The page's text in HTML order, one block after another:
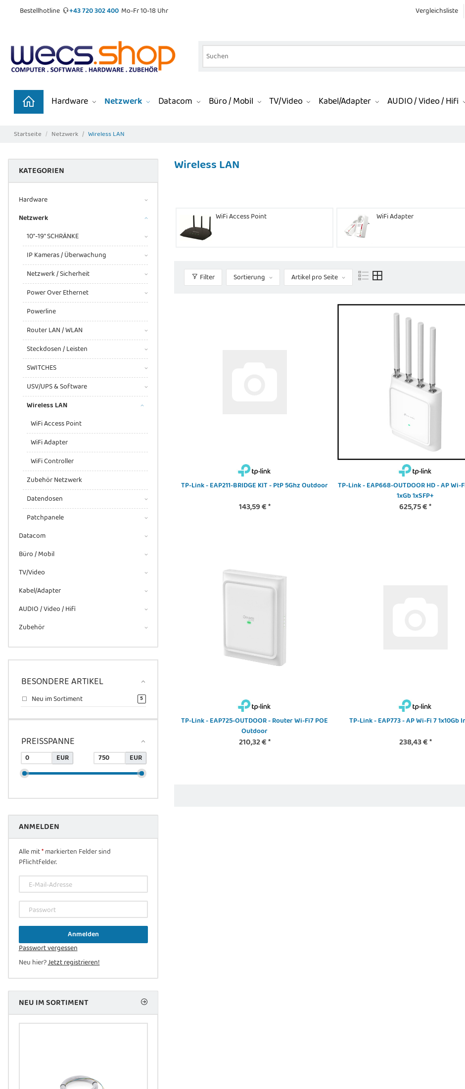
Vergleichsliste
Bestellhotline +43 720 302 400 Mo-Fr 10-18 Uhr
Hardware Netzwerk Datacom Büro / Mobil TV/Video Kabel/Adapter AUDIO / Video / Hifi
Startseite Netzwerk Wireless LAN
Wireless LAN
WiFi Access Point WiFi Adapter
Filter Sortierung Artikel pro Seite
TP-Link - EAP211-BRIDGE KIT - PtP 5Ghz Outdoor
143,59 €*
TP-Link - EAP668-OUTDOOR HD - AP Wi-
1xGb 1xSFP+
625,75 €*
TP-Link - EAP725-OUTDOOR - Router Wi-Fi7 POE
Outdoor
210,32 €*
TP-Link - EAP773 - AP Wi-Fi 7 1x10Gb
238,43 €*
KATEGORIEN
Hardware
Netzwerk
10"-19" SCHRÄNKE
IP Kameras / Überwachung
Netzwerk / Sicherheit
Power Over Ethernet
Powerline
Router LAN / WLAN
Steckdosen / Leisten
SWITCHES
USV/UPS & Software
Wireless LAN
WiFi Access Point
WiFi Adapter
WiFi Controller
Zubehör Netzwerk
Datendosen
Patchpanele
Datacom
Büro / Mobil
TV/Video
Kabel/Adapter
AUDIO / Video / Hifi
Zubehör
BESONDERE ARTIKEL
Neu im Sortiment 5Artikel gefunden
PREISSPANNE
EUR EUR
ANMELDEN
Alle mit*markierten Felder sind
Pflichtfelder.
E-Mail-Adresse
Passwort
Anmelden
Passwort vergessen
Neu hier?Jetzt registrieren!
NEU IM SORTIMENT